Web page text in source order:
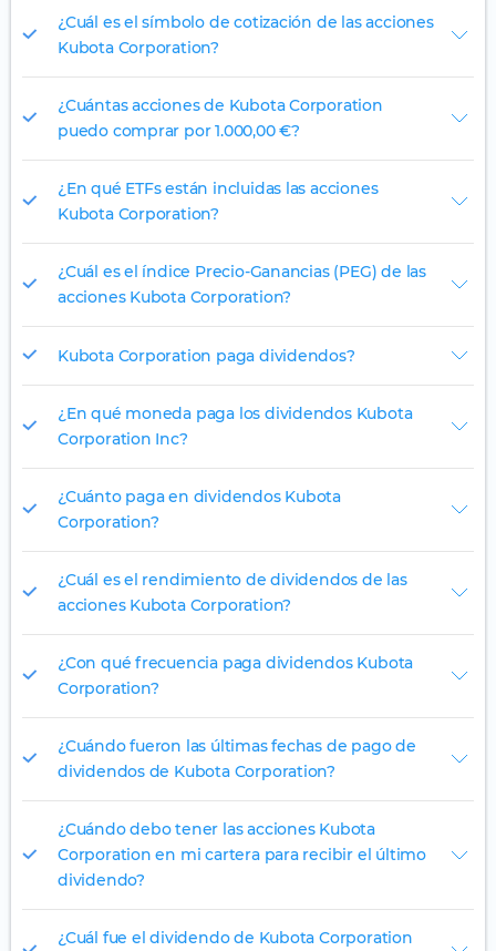
¿Cuál es el símbolo de cotización de las acciones
Kubota Corporation?
¿Cuántas acciones de Kubota Corporation
puedo comprar por 1.000,00 €?
¿En qué ETFs están incluidas las acciones
Kubota Corporation?
¿Cuál es el índice Precio-Ganancias (PEG) de las
acciones Kubota Corporation?
Kubota Corporation paga dividendos?
¿En qué moneda paga los dividendos Kubota
Corporation Inc?
¿Cuánto paga en dividendos Kubota
Corporation?
¿Cuál es el rendimiento de dividendos de las
acciones Kubota Corporation?
¿Con qué frecuencia paga dividendos Kubota
Corporation?
¿Cuándo fueron las últimas fechas de pago de
dividendos de Kubota Corporation?
¿Cuándo debo tener las acciones Kubota
Corporation en mi cartera para recibir el último
dividendo?
¿Cuál fue el dividendo de Kubota Corporation